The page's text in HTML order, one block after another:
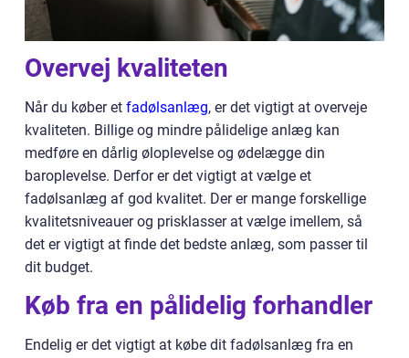
Overvej kvaliteten
Når du køber et fadølsanlæg, er det vigtigt at overveje
kvaliteten. Billige og mindre pålidelige anlæg kan
medføre en dårlig øloplevelse og ødelægge din
baroplevelse. Derfor er det vigtigt at vælge et
fadølsanlæg af god kvalitet. Der er mange forskellige
kvalitetsniveauer og prisklasser at vælge imellem, så
det er vigtigt at finde det bedste anlæg, som passer til
dit budget.
Køb fra en pålidelig forhandler
Endelig er det vigtigt at købe dit fadølsanlæg fra en